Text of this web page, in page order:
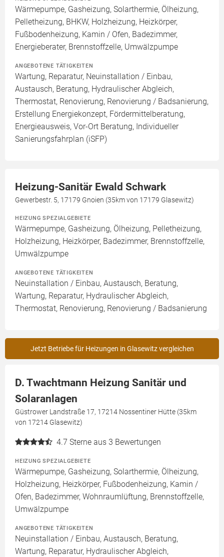
Wärmepumpe, Gasheizung, Solarthermie, Ölheizung,
Pelletheizung, BHKW, Holzheizung, Heizkörper,
Fußbodenheizung, Kamin / Ofen, Badezimmer,
Energieberater, Brennstoffzelle, Umwälzpumpe
ANGEBOTENE TÄTIGKEITEN
Wartung, Reparatur, Neuinstallation / Einbau,
Austausch, Beratung, Hydraulischer Abgleich,
Thermostat, Renovierung, Renovierung / Badsanierung,
Erstellung Energiekonzept, Fördermittelberatung,
Energieausweis, Vor-Ort Beratung, Individueller
Sanierungsfahrplan (iSFP)
Heizung-Sanitär Ewald Schwark
Gewerbestr. 5, 17179 Gnoien (35km von 17179 Glasewitz)
HEIZUNG SPEZIALGEBIETE
Wärmepumpe, Gasheizung, Ölheizung, Pelletheizung,
Holzheizung, Heizkörper, Badezimmer, Brennstoffzelle,
Umwälzpumpe
ANGEBOTENE TÄTIGKEITEN
Neuinstallation / Einbau, Austausch, Beratung,
Wartung, Reparatur, Hydraulischer Abgleich,
Thermostat, Renovierung, Renovierung / Badsanierung
Jetzt Betriebe für Heizungen in Glasewitz vergleichen
D. Twachtmann Heizung Sanitär und
Solaranlagen
Güstrower Landstraße 17, 17214 Nossentiner Hütte (35km
von 17214 Glasewitz)
4.7 Sterne aus 3 Bewertungen
HEIZUNG SPEZIALGEBIETE
Wärmepumpe, Gasheizung, Solarthermie, Ölheizung,
Holzheizung, Heizkörper, Fußbodenheizung, Kamin /
Ofen, Badezimmer, Wohnraumlüftung, Brennstoffzelle,
Umwälzpumpe
ANGEBOTENE TÄTIGKEITEN
Neuinstallation / Einbau, Austausch, Beratung,
Wartung, Reparatur, Hydraulischer Abgleich,